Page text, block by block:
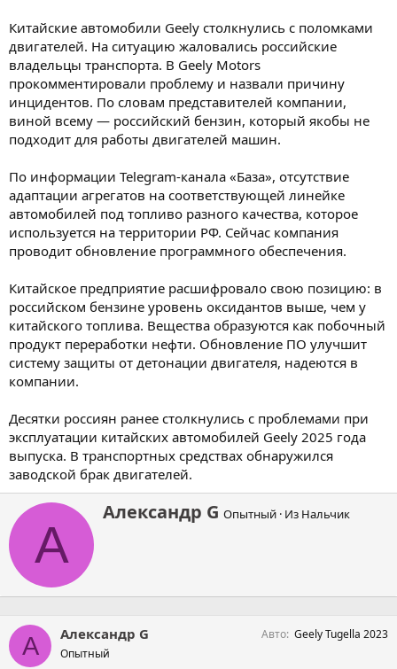
Китайские автомобили Geely столкнулись с поломками
двигателей. На ситуацию жаловались российские
владельцы транспорта. В Geely Motors
прокомментировали проблему и назвали причину
инцидентов. По словам представителей компании,
виной всему — российский бензин, который якобы не
подходит для работы двигателей машин.
По информации Telegram-канала «База», отсутствие
адаптации агрегатов на соответствующей линейке
автомобилей под топливо разного качества, которое
используется на территории РФ. Сейчас компания
проводит обновление программного обеспечения.
Китайское предприятие расшифровало свою позицию: в
российском бензине уровень оксидантов выше, чем у
китайского топлива. Вещества образуются как побочный
продукт переработки нефти. Обновление ПО улучшит
систему защиты от детонации двигателя, надеются в
компании.
Десятки россиян ранее столкнулись с проблемами при
эксплуатации китайских автомобилей Geely 2025 года
выпуска. В транспортных средствах обнаружился
заводской брак двигателей.
А
А
вАлександр G Опытный · Из Нальчик
А Александр G
Опытный
Авто Geely Tugella 2023